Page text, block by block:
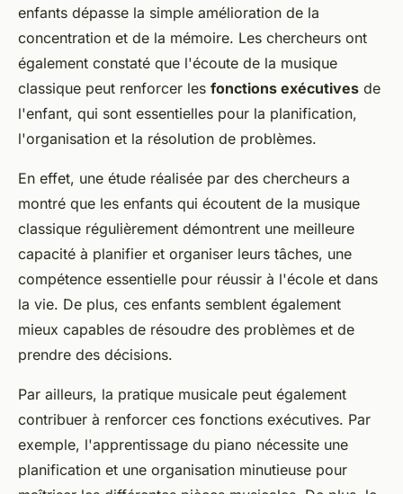
enfants dépasse la simple amélioration de la
concentration et de la mémoire. Les chercheurs ont
également constaté que l'écoute de la musique
classique peut renforcer les fonctions exécutives de
l'enfant, qui sont essentielles pour la planification,
l'organisation et la résolution de problèmes.
En effet, une étude réalisée par des chercheurs a
montré que les enfants qui écoutent de la musique
classique régulièrement démontrent une meilleure
capacité à planifier et organiser leurs tâches, une
compétence essentielle pour réussir à l'école et dans
la vie. De plus, ces enfants semblent également
mieux capables de résoudre des problèmes et de
prendre des décisions.
Par ailleurs, la pratique musicale peut également
contribuer à renforcer ces fonctions exécutives. Par
exemple, l'apprentissage du piano nécessite une
planification et une organisation minutieuse pour